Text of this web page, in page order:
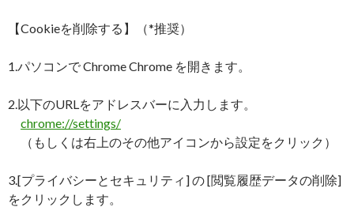
【Cookieを削除する】（*推奨）
1.パソコンで Chrome Chrome を開きます。
2.以下のURLをアドレスバーに入力します。
chrome://settings/
（もしくは右上のその他アイコンから設定をクリック）
3.[プライバシーとセキュリティ] の [閲覧履歴データの削除]
をクリックします。